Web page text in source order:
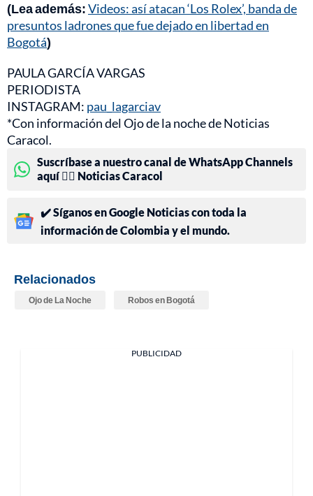
(Lea además:Videos: así atacan ‘Los Rolex’, banda de
presuntos ladrones que fue dejado en libertad en
Bogotá)
PAULA GARCÍA VARGAS
PERIODISTA
INSTAGRAM: pau_lagarciav
*Con información del Ojo de la noche de Noticias
Caracol.
Suscríbase a nuestro canal de WhatsApp Channels
aquí 👉🏻 Noticias Caracol
✔️ Síganos en Google Noticias con toda la
información de Colombia y el mundo.
Relacionados
Ojo de La Noche Robos en Bogotá
PUBLICIDAD